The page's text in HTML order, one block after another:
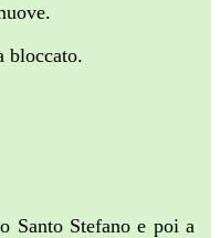
bloccato.
Santo Stefano e poi a